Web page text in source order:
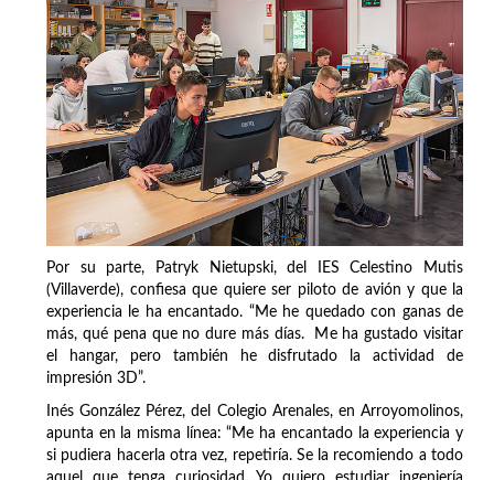
Por su parte, Patryk Nietupski, del IES Celestino Mutis
(Villaverde), confiesa que quiere ser piloto de avión y que la
experiencia le ha encantado. “Me he quedado con ganas de
más, qué pena que no dure más días. Me ha gustado visitar
el hangar, pero también he disfrutado la actividad de
impresión 3D”.
Inés González Pérez, del Colegio Arenales, en Arroyomolinos,
apunta en la misma línea: “Me ha encantado la experiencia y
si pudiera hacerla otra vez, repetiría. Se la recomiendo a todo